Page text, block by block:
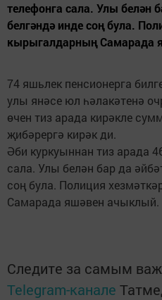
телефонга сала. Улы белән
белгәндә инде соң була.
кырыгалдарның Самарада
74 яшьлек пенсионерга
улы янәсе юл һәлакәтенә
өчен тиз арада кирәкле
җибәрергә кирәк ди.
Әби куркуыннан тиз арада
сала. Улы белән бар да
соң була. Полиция
Самарада яшәвен ачыклый.
Следите за самым
Telegram-канале